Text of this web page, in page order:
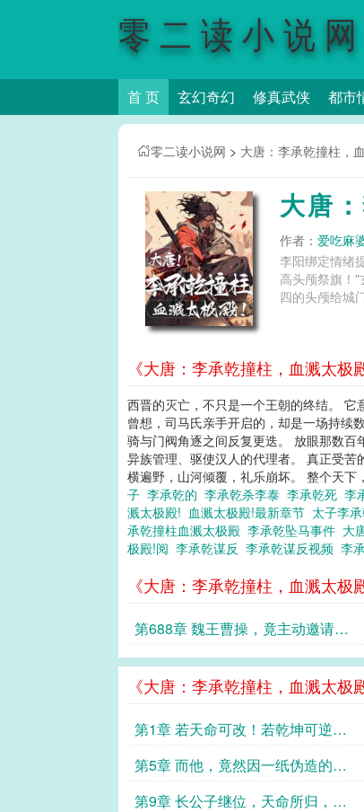
零二读小说网
首 页 玄幻奇幻 修真武侠 都市
零二读小说网 > 大唐：李承乾撞柱，
大唐
作者： 爱吃麻
李阳绑定情绪
高头颅祭旗！
四的头颅给城
《大唐：李承乾撞柱，血溅太
西晋的灭亡，不只是一个王朝的终结。
曾想，司马氏亲手开启的，却是一场持续
骑与门阀角逐之间反复更迭。 放眼那数
异族管理、驱使汉人的代理者。 真正受
横遍野，山河倾覆，礼乐崩坏。 整个天
子 李承乾的 李承乾杀李泰 李承乾死 李
溅太极殿! 血溅太极殿!最新章节 太子李
承乾撞柱血溅太极殿 李承乾坠马事件 大
极殿!阅 李承乾谋反 李承乾谋反视频 李
《大唐：李承乾撞柱，血溅太极
第688章 魏王曹操，竟主动邀请刘
备、孙权，共赴许都议事？？
《大唐：李承乾撞柱，血溅太极
第1章 若天命可改！若乾坤可逆！
千古冤种太子——扶苏！
第5章 而他，竟然因一纸伪造的诏
书而丧命！！
第9章 长公子继位，天命所归，谁